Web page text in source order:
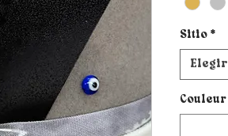
Sitio *
Elegir